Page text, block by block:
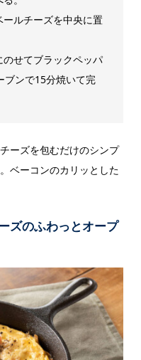
ルチーズを中央に置
せてブラックペッパ
ブンで15分焼いて完
ーズを包むだけのシンプ
ベーコンのカリッとした
ズのふわっとオープ